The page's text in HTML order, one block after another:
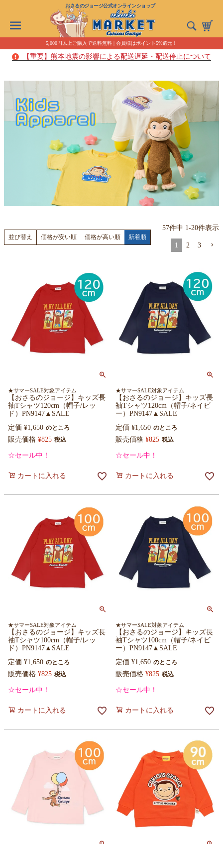
おさるのジョージ公式オンラインショップ
5,000円以上ご購入で送料無料 | 会員様はポイント5%還元！
【重要】熊本地震の影響による配送遅延・配送停止について
並び替え 価格が安い順 価格が高い順 新着順
57件中 1-20件表示
1 2 3
★サマーSALE対象アイテム
【おさるのジョージ】キッズ長
袖Tシャツ120cm（帽子/レッ
ド）PN9147▲SALE
定価 ¥1,650 のところ
販売価格 ¥825 税込
☆セール中！
カートに入れる
★サマーSALE対象アイテム
【おさるのジョージ】キッズ長
袖Tシャツ120cm（帽子/ネイビ
ー）PN9147▲SALE
定価 ¥1,650 のところ
販売価格 ¥825 税込
☆セール中！
カートに入れる
★サマーSALE対象アイテム
【おさるのジョージ】キッズ長
袖Tシャツ100cm（帽子/レッ
ド）PN9147▲SALE
定価 ¥1,650 のところ
販売価格 ¥825 税込
☆セール中！
カートに入れる
★サマーSALE対象アイテム
【おさるのジョージ】キッズ長
袖Tシャツ100cm（帽子/ネイビ
ー）PN9147▲SALE
定価 ¥1,650 のところ
販売価格 ¥825 税込
☆セール中！
カートに入れる